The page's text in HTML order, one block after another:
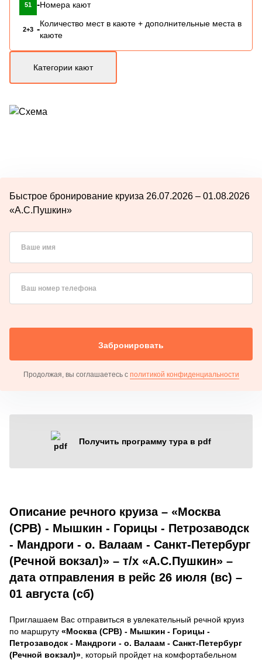
51 -Номера кают
2+3 -
Количество мест в каюте + дополнительные места в
каюте
Категории кают
Быстрое бронирование круиза 26.07.2026 – 01.08.2026
«А.С.Пушкин»
Ваше имя
Ваш номер телефона
Забронировать
Продолжая, вы соглашаетесь с политикой конфиденциальности
Получить программу тура в pdf
Описание речного круиза – «Москва
(СРВ) - Мышкин - Горицы - Петрозаводск
- Мандроги - о. Валаам - Санкт-Петербург
(Речной вокзал)» – т/х «А.С.Пушкин» –
дата отправления в рейс 26 июля (вс) –
01 августа (сб)
Приглашаем Вас отправиться в увлекательный речной круиз
по маршруту «Москва (СРВ) - Мышкин - Горицы -
Петрозаводск - Мандроги - о. Валаам - Санкт-Петербург
(Речной вокзал)» , который пройдет на комфортабельном